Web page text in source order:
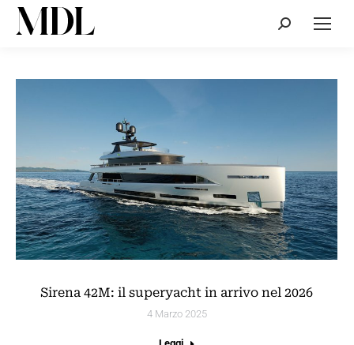
Cerca:
Sirena 42M: il superyacht in arrivo nel 2026
4 Marzo 2025